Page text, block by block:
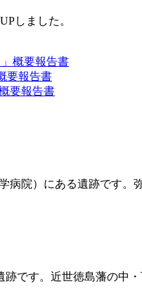
しました。
概要報告書
要報告書
要報告書
病院）にある遺跡です
です。近世徳島藩の中